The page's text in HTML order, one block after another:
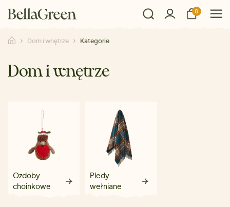
0
Dom i wnętrze Kategorie
Dom i wnętrze
Ozdoby
choinkowe
Pledy
wełniane